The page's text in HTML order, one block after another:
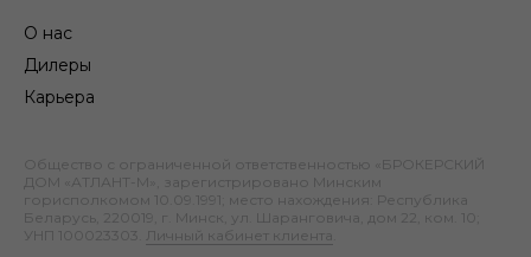
О нас
Дилеры
Карьера
Общество с ограниченной ответственностью «БРОКЕРСКИЙ
ДОМ «АТЛАНТ-М», зарегистрировано Минским
горисполкомом 10.09.1991; место нахождения: Республика
Беларусь, 220019, г. Минск, ул. Шаранговича, дом 22, ком. 10;
УНП 100023303.
Личный кабинет клиента